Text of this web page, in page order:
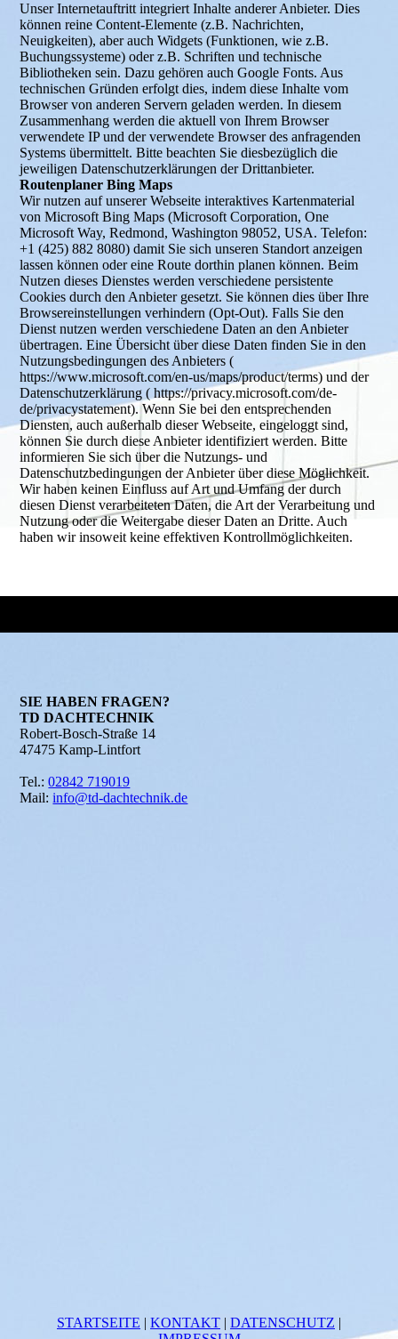
Unser Internetauftritt integriert Inhalte anderer Anbieter. Dies
können reine Content-Elemente (z.B. Nachrichten,
Neuigkeiten), aber auch Widgets (Funktionen, wie z.B.
Buchungssysteme) oder z.B. Schriften und technische
Bibliotheken sein. Dazu gehören auch Google Fonts. Aus
technischen Gründen erfolgt dies, indem diese Inhalte vom
Browser von anderen Servern geladen werden. In diesem
Zusammenhang werden die aktuell von Ihrem Browser
verwendete IP und der verwendete Browser des anfragenden
Systems übermittelt. Bitte beachten Sie diesbezüglich die
jeweiligen Datenschutzerklärungen der Drittanbieter.
Routenplaner Bing Maps
Wir nutzen auf unserer Webseite interaktives Kartenmaterial
von Microsoft Bing Maps (Microsoft Corporation, One
Microsoft Way, Redmond, Washington 98052, USA. Telefon:
+1 (425) 882 8080) damit Sie sich unseren Standort anzeigen
lassen können oder eine Route dorthin planen können. Beim
Nutzen dieses Dienstes werden verschiedene persistente
Cookies durch den Anbieter gesetzt. Sie können dies über Ihre
Browsereinstellungen verhindern (Opt-Out). Falls Sie den
Dienst nutzen werden verschiedene Daten an den Anbieter
übertragen. Eine Übersicht über diese Daten finden Sie in den
Nutzungsbedingungen des Anbieters (
https://www.microsoft.com/en-us/maps/product/terms) und der
Datenschutzerklärung ( https://privacy.microsoft.com/de-
de/privacystatement). Wenn Sie bei den entsprechenden
Diensten, auch außerhalb dieser Webseite, eingeloggt sind,
können Sie durch diese Anbieter identifiziert werden. Bitte
informieren Sie sich über die Nutzungs- und
Datenschutzbedingungen der Anbieter über diese Möglichkeit.
Wir haben keinen Einfluss auf Art und Umfang der durch
diesen Dienst verarbeiteten Daten, die Art der Verarbeitung und
Nutzung oder die Weitergabe dieser Daten an Dritte. Auch
haben wir insoweit keine effektiven Kontrollmöglichkeiten.
SIE HABEN FRAGEN?
TD DACHTECHNIK
Robert-Bosch-Straße 14
47475 Kamp-Lintfort
Tel.:02842 719019
Mail:info@td-dachtechnik.de
STARTSEITE | KONTAKT | DATEN­SCHUTZ |